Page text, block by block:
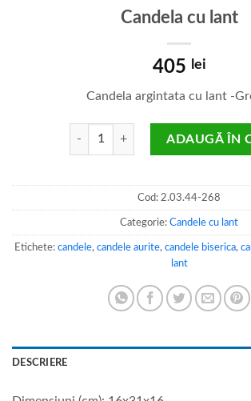
Candela cu lant
405 lei
Candela argintata cu lant -
Cantitate Candela cu lant
ADAUGĂ ÎN
Cod: 2.03.44-268
Categorie: Candele cu lant
Etichete: candele, candele aurite, candele biserica,
lant
DESCRIERE